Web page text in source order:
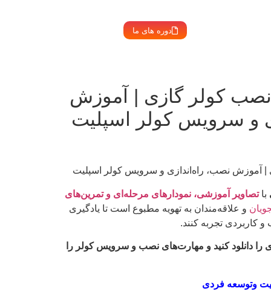
دوره های ما
کولر گازی | آموزش
و سرویس کولر اسپلیت
آموزش نصب، راه‌اندازی و سرویس کولر اسپلیت
باتصاویر آموزشی، نمودارهای مرحله‌ای و تمرین‌های
و علاقه‌مندان به تهویه مطبوع است تا یادگیری
کاربردی تجربه کنند.
دانلود کنید و مهارت‌های نصب و سرویس کولر را
وتوسعه فردی